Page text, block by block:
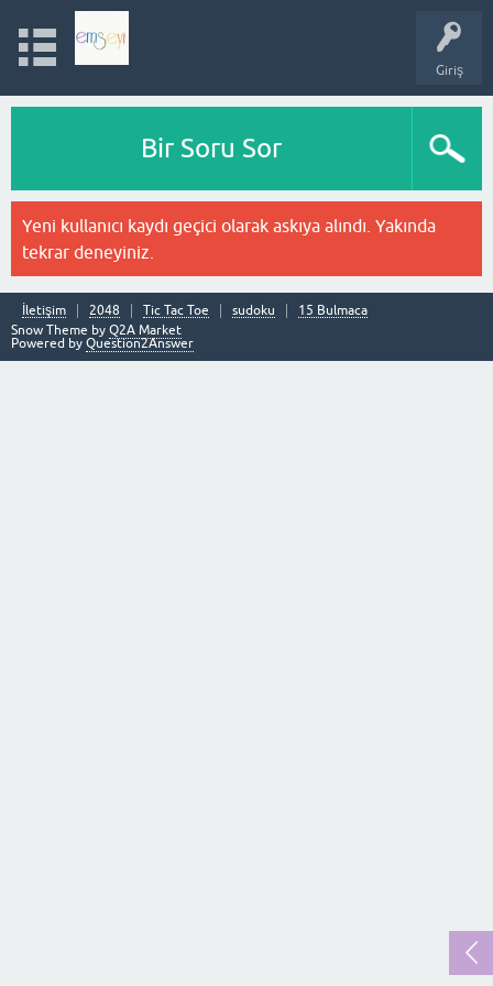
Giriş
Bir Soru Sor
Yeni kullanıcı kaydı geçici olarak askıya alındı. Yakında
tekrar deneyiniz.
İletişim 2048 Tic Tac Toe sudoku
15 Bulmaca
Snow Theme by Q2A Market
Powered by Question2Answer